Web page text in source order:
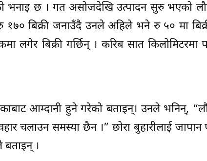
भनाइ छ । गत असोजदेखि उत्पादन सुरु भएको
१७० बिक्री जनाउँदै उनले अहिले भने रु ५० मा
लगेर बिक्री गर्छिन् । करिब सात किलोमिटरमा
आम्दानी हुने गरेको बताइन्। उनले भनिन्,
चलाउन समस्या छैन ।” छोरा बुहारीलाई
।